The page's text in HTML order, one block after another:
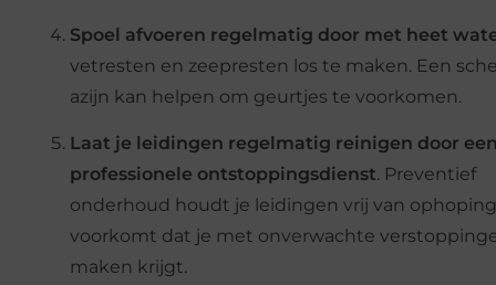
Spoel afvoeren regelmatig door met heet
vetresten en zeepresten los te maken. Een
azijn kan helpen om geurtjes te voorkomen.
Laat je leidingen regelmatig reinigen door
professionele ontstoppingsdienst. Preventief
onderhoud houdt je leidingen vrij van
voorkomt dat je met onverwachte
maken krijgt.